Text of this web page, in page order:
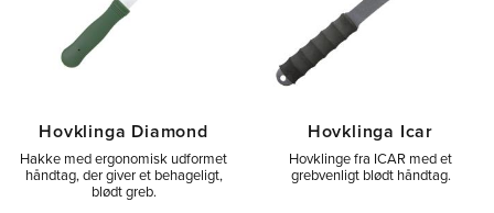
Hovklinga Diamond
Hakke med ergonomisk udformet
håndtag, der giver et behageligt,
blødt greb.
Hovklinga Icar
Hovklinge fra ICAR med et
grebvenligt blødt håndtag.